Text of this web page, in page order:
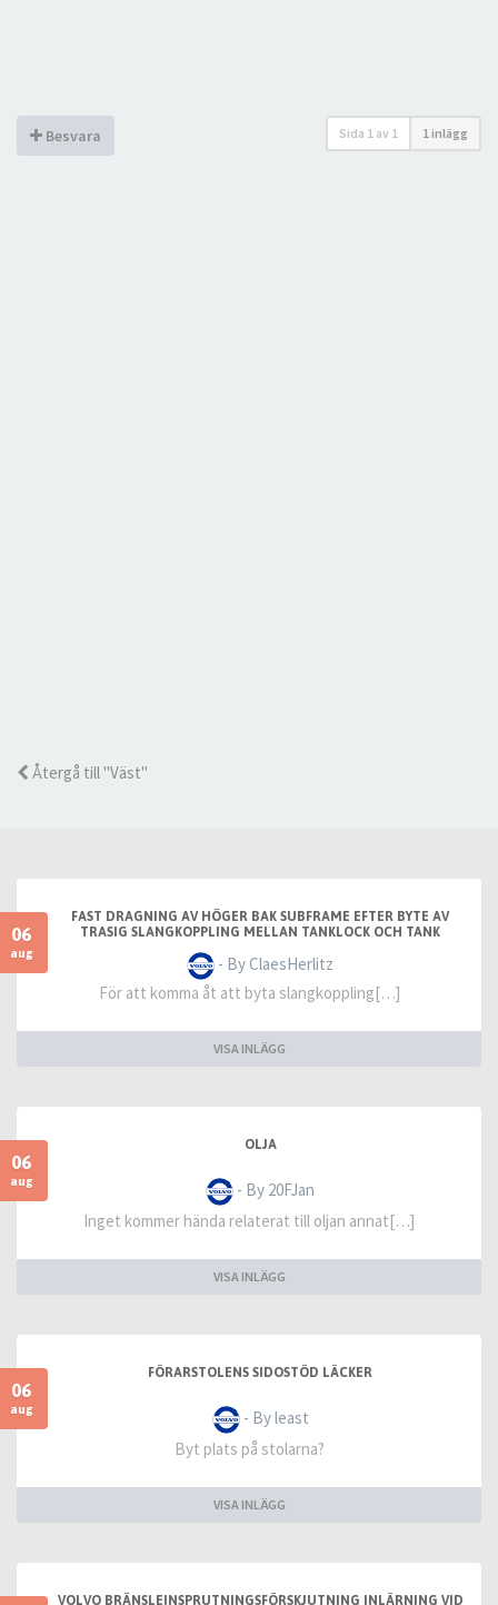
Besvara Sida 1 av 1 1 inlägg
Återgå till "Väst"
06
aug
FAST DRAGNING AV HÖGER BAK SUBFRAME EFTER BYTE AV
TRASIG SLANGKOPPLING MELLAN TANKLOCK OCH TANK
- By ClaesHerlitz
För att komma åt att byta slangkoppling[…]
VISA INLÄGG
06
aug
OLJA
- By 20FJan
Inget kommer hända relaterat till oljan annat[…]
VISA INLÄGG
06
aug
FÖRARSTOLENS SIDOSTÖD LÄCKER
- By least
Byt plats på stolarna?
VISA INLÄGG
VOLVO BRÄNSLEINSPRUTNINGSFÖRSKJUTNING INLÄRNING VID